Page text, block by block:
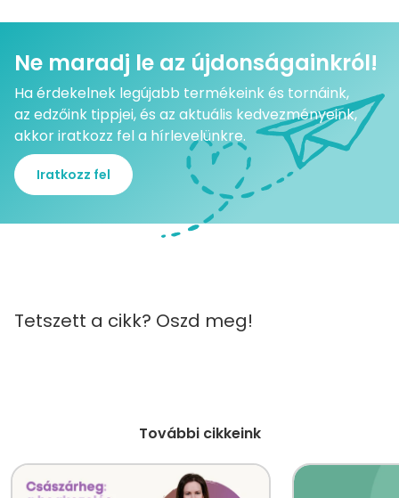
Ne maradj le az újdonságainkról!
Ha érdekelnek legújabb termékeink és tornáink,
az edzőink tippjei, és az aktuális kedvezményeink,
akkor iratkozz fel a hírlevelünkre.
Iratkozz fel
Tetszett a cikk? Oszd meg!
További cikkeink